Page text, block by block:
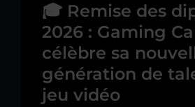
🎓 Remise des
2026 : Gaming
célèbre sa
génération de
jeu vidéo